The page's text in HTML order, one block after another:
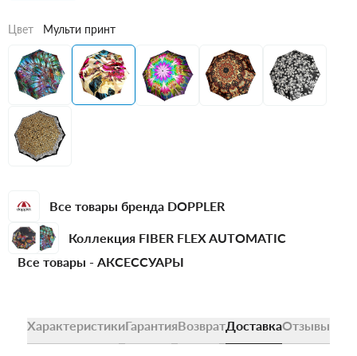
Цвет Мульти принт
Все товары бренда DOPPLER
Коллекция FIBER FLEX AUTOMATIC
Все товары - АКСЕССУАРЫ
ХарактеристикиГарантияВозвратДоставкаОтзывы